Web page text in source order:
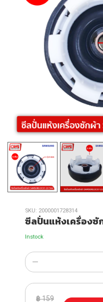
SKU: 2000001728314
ซีลปั่นแห้งเครื่องซั
Instock
฿159